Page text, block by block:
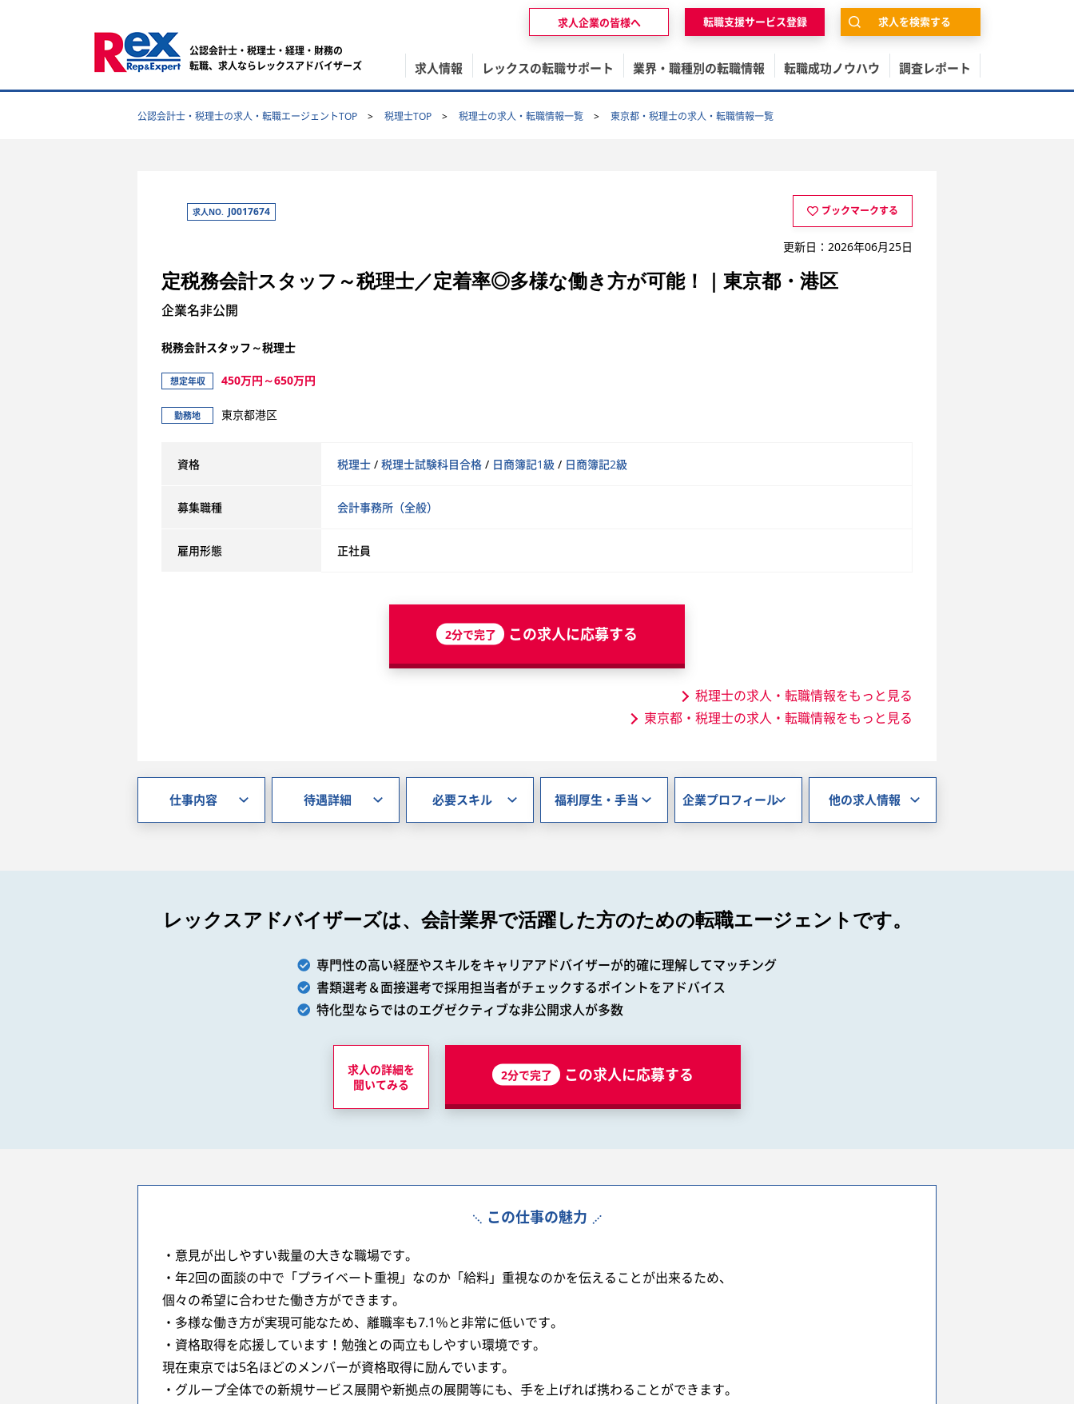
公認会計士・税理士・経理・財務の
転職、求人ならレックスアドバイザーズ
求人情報 レックスの転職サポート 業界・職種別の転職情報 転職成功ノウハウ 調査レポート
求人企業の皆様へ 転職支援サービス登録 求人を検索する
公認会計士・税理士の求人・転職エージェントTOP 税理士TOP 税理士の求人・転職情報一覧 東京都・税理士の求人・転職情報一覧
求人NO. J0017674 ブックマークする
更新日：2026年06月25日
定税務会計スタッフ～税理士／定着率◎多様な働き方が可能！｜東京都・港区
企業名非公開
税務会計スタッフ～税理士
想定年収 450万円～650万円
勤務地 東京都港区
資格 税理士 / 税理士試験科目合格 / 日商簿記1級 / 日商簿記2級
募集職種 会計事務所（全般）
雇用形態 正社員
2分で完了 この求人に応募する
税理士の求人・転職情報をもっと見る
東京都・税理士の求人・転職情報をもっと見る
仕事内容 待遇詳細 必要スキル 福利厚生・手当 企業プロフィール 他の求人情報
レックスアドバイザーズは、会計業界で活躍した方のための転職エージェントです。
専門性の高い経歴やスキルをキャリアアドバイザーが的確に理解してマッチング
書類選考＆面接選考で採用担当者がチェックするポイントをアドバイス
特化型ならではのエグゼクティブな非公開求人が多数
求人の詳細を
聞いてみる
2分で完了 この求人に応募する
この仕事の魅力
・意見が出しやすい裁量の大きな職場です。
・年2回の面談の中で「プライベート重視」なのか「給料」重視なのかを伝えることが出来るため、
個々の希望に合わせた働き方ができます。
・多様な働き方が実現可能なため、離職率も7.1％と非常に低いです。
・資格取得を応援しています！勉強との両立もしやすい環境です。
現在東京では5名ほどのメンバーが資格取得に励んでいます。
・グループ全体での新規サービス展開や新拠点の展開等にも、手を上げれば携わることができます。